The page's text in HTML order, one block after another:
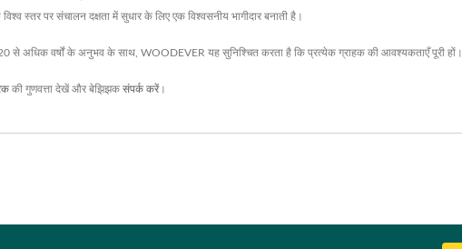
स्तर पर संचालन दक्षता में सुधार के लिए एक विश्वसनीय भागीदार बनाती है।
से अधिक वर्षों के अनुभव के साथ, WOODEVER यह सुनिश्चित करता है कि प्रत्येक ग्राहक की आवश्यकताएँ पूरी हों।
की गुणवत्ता देखें और बेझिझक संपर्क करें।